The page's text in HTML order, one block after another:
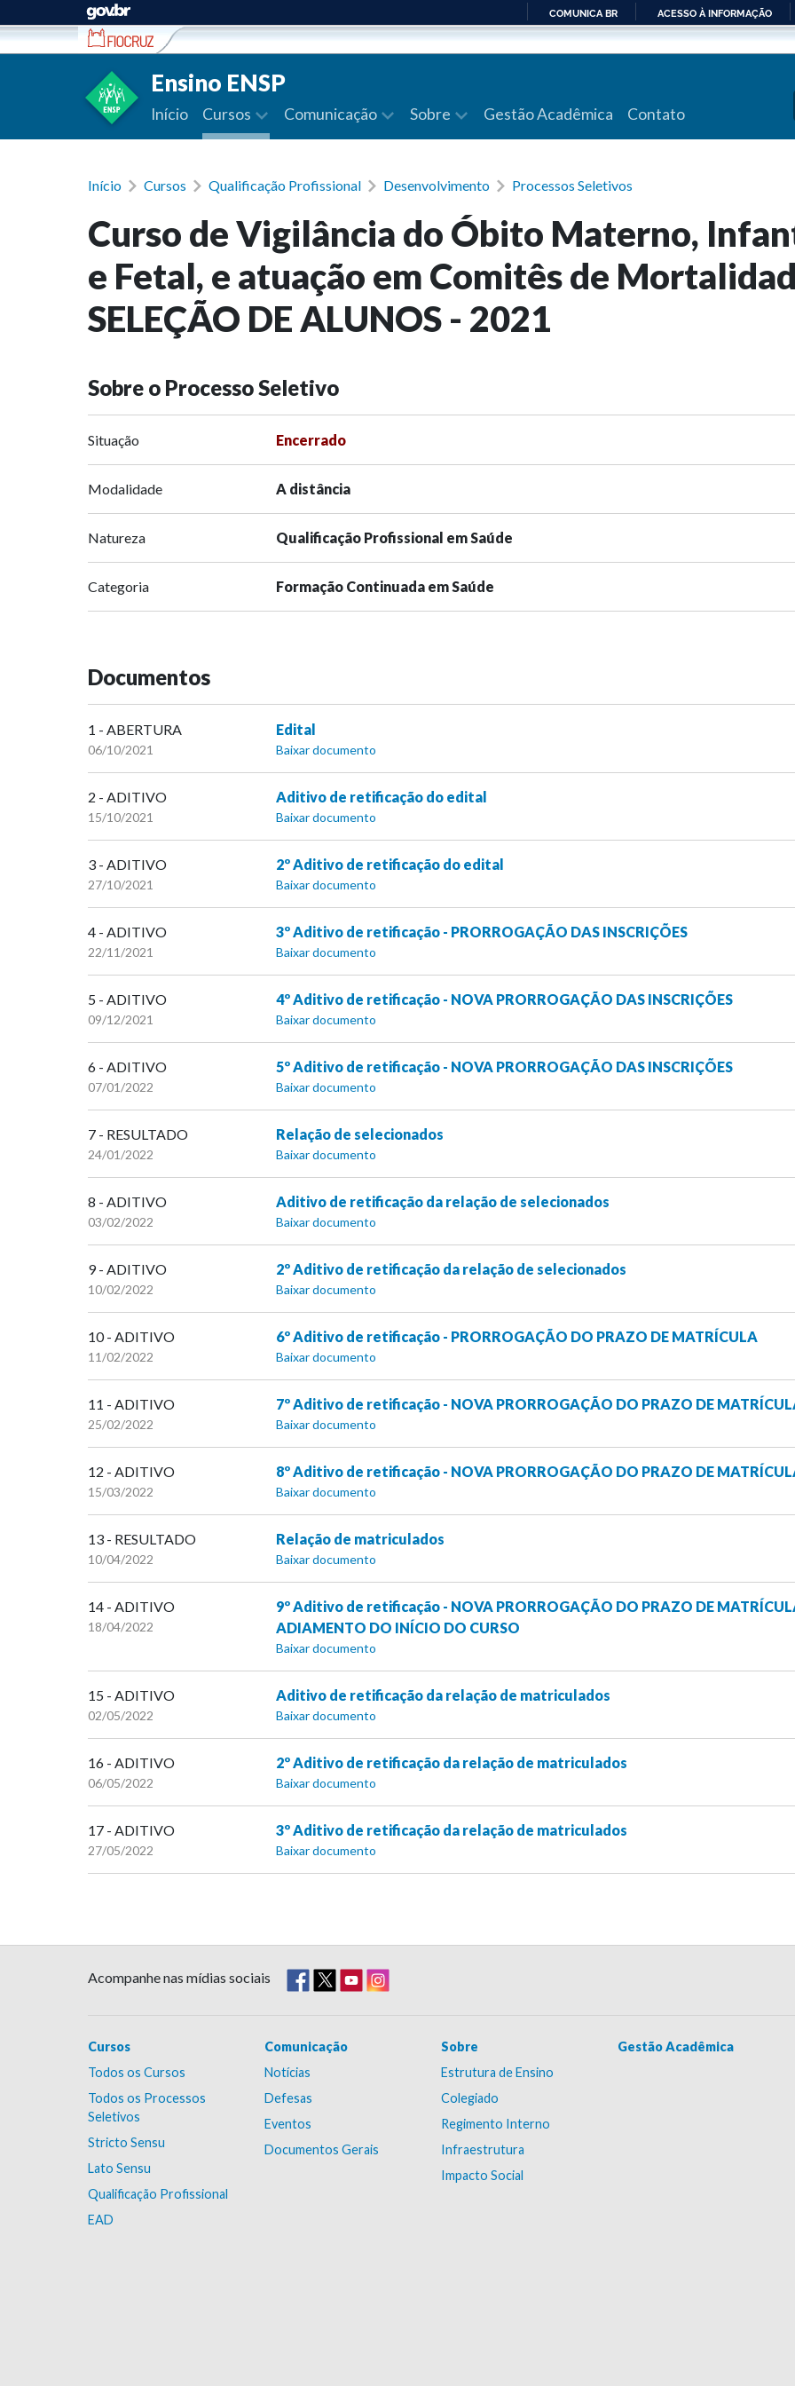
Ir para conteúdo
PARA
COMUNICA BR ACESSO À INFORMAÇÃO
Ensino ENSP
Início Cursos Comunicação Sobre Gestão Acadêmica Contato
Início Cursos Qualificação Profissional Desenvolvimento Processos Seletivos
Curso de Vigilância do Óbito Materno,
e Fetal, e atuação em Comitês de
SELEÇÃO DE ALUNOS - 2021
Sobre o Processo Seletivo
Situação Encerrado
Modalidade A distância
Natureza Qualificação Profissional em Saúde
Categoria Formação Continuada em Saúde
Documentos
1 - ABERTURA
06/10/2021
Edital
Baixar documento
2 - ADITIVO
15/10/2021
Aditivo de retificação do edital
Baixar documento
3 - ADITIVO
27/10/2021
2º Aditivo de retificação do edital
Baixar documento
4 - ADITIVO
22/11/2021
3º Aditivo de retificação - PRORROGAÇÃO DAS INSCRIÇÕES
Baixar documento
5 - ADITIVO
09/12/2021
4º Aditivo de retificação - NOVA PRORROGAÇÃO DAS INSCRIÇÕES
Baixar documento
6 - ADITIVO
07/01/2022
5º Aditivo de retificação - NOVA PRORROGAÇÃO DAS INSCRIÇÕES
Baixar documento
7 - RESULTADO
24/01/2022
Relação de selecionados
Baixar documento
8 - ADITIVO
03/02/2022
Aditivo de retificação da relação de selecionados
Baixar documento
9 - ADITIVO
10/02/2022
2º Aditivo de retificação da relação de selecionados
Baixar documento
10 - ADITIVO
11/02/2022
6º Aditivo de retificação - PRORROGAÇÃO DO PRAZO DE MATRÍCULA
Baixar documento
11 - ADITIVO
25/02/2022
7º Aditivo de retificação - NOVA PRORROGAÇÃO DO PRAZO DE
Baixar documento
12 - ADITIVO
15/03/2022
8º Aditivo de retificação - NOVA PRORROGAÇÃO DO PRAZO DE
Baixar documento
13 - RESULTADO
10/04/2022
Relação de matriculados
Baixar documento
14 - ADITIVO
18/04/2022
9º Aditivo de retificação - NOVA PRORROGAÇÃO DO PRAZO DE
ADIAMENTO DO INÍCIO DO CURSO
Baixar documento
15 - ADITIVO
02/05/2022
Aditivo de retificação da relação de matriculados
Baixar documento
16 - ADITIVO
06/05/2022
2º Aditivo de retificação da relação de matriculados
Baixar documento
17 - ADITIVO
27/05/2022
3º Aditivo de retificação da relação de matriculados
Baixar documento
Acompanhe nas mídias sociais
Cursos
Todos os Cursos
Todos os Processos
Seletivos
Stricto Sensu
Lato Sensu
Qualificação Profissional
EAD
Comunicação
Notícias
Defesas
Eventos
Documentos Gerais
Sobre
Estrutura de Ensino
Colegiado
Regimento Interno
Infraestrutura
Impacto Social
Gestão Acadêmica